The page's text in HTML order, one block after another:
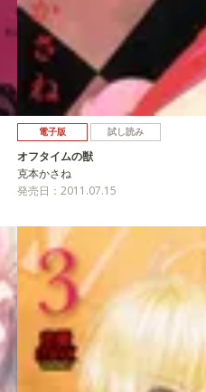
電子版 試し読み
オフタイムの獣
克本かさね
発売日：2011.07.15